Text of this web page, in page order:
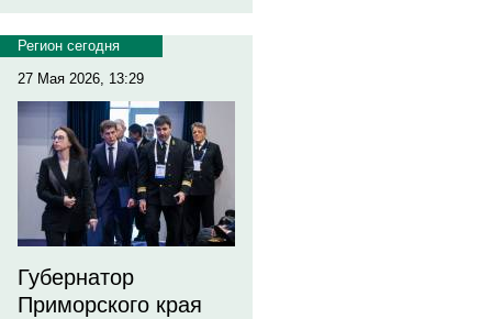
Регион сегодня
27 Мая 2026, 13:29
Губернатор
Приморского края